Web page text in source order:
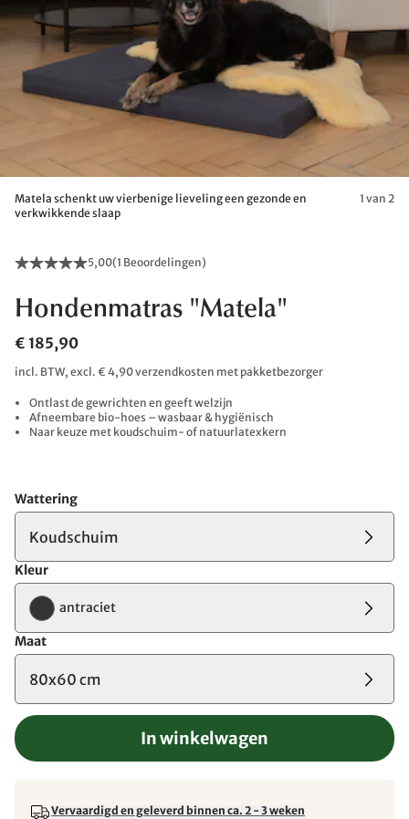
Matela schenkt uw vierbenige lieveling een gezonde en
verkwikkende slaap
1 van 2
5,00(1 Beoordelingen)
Hondenmatras "Matela"
€ 185,90
incl. BTW, excl. € 4,90 verzendkosten met pakketbezorger
Ontlast de gewrichten en geeft welzijn
Afneembare bio-hoes – wasbaar & hygiënisch
Naar keuze met koudschuim- of natuurlatexkern
Wattering
Koudschuim
Kleur
antraciet
Maat
80x60 cm
In winkelwagen
Vervaardigd en geleverd binnen ca. 2 - 3 weken